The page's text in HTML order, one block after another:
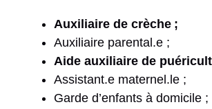
Auxiliaire de crèche ;
Auxiliaire parental.e ;
Aide auxiliaire de
Assistant.e maternel.le ;
Garde d’enfants à domicile ;